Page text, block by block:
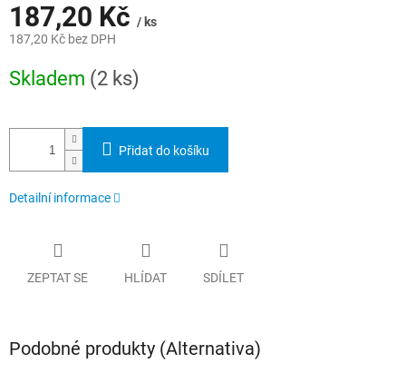
187,20 Kč / ks
187,20 Kč bez DPH
cena:
Skladem (2 ks)
Přidat do košíku
Detailní informace
ZEPTAT SE HLÍDAT SDÍLET
Podobné produkty (Alternativa)